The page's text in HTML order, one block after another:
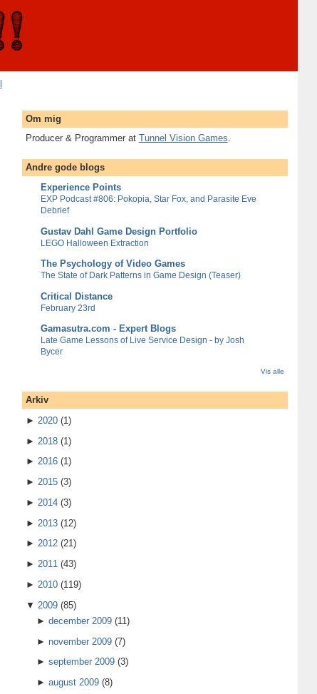
Om mig
Producer & Programmer at Tunnel Vision Games
Andre gode blogs
Experience Points
EXP Podcast #806: Pokopia, Star Fox, and Parasite Eve
Debrief
Gustav Dahl Game Design Portfolio
LEGO Halloween Extraction
The Psychology of Video Games
The State of Dark Patterns in Game Design (Teaser)
Critical Distance
February 23rd
Gamasutra.com - Expert Blogs
Late Game Lessons of Live Service Design - by Josh
Bycer
Vis alle
Arkiv
► 2020 (1)
► 2018 (1)
► 2016 (1)
► 2015 (3)
► 2014 (3)
► 2013 (12)
► 2012 (21)
► 2011 (43)
► 2010 (119)
▼ 2009 (85)
►december 2009 (11)
►november 2009 (7)
►september 2009 (3)
►august 2009 (8)